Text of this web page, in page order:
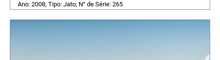
Ano: 2008; Tipo: Jato; N° de Série: 265